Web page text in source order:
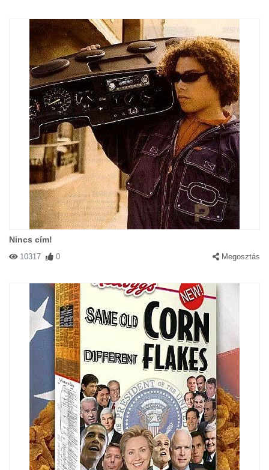
Nincs cím!
10317 0 Megosztás